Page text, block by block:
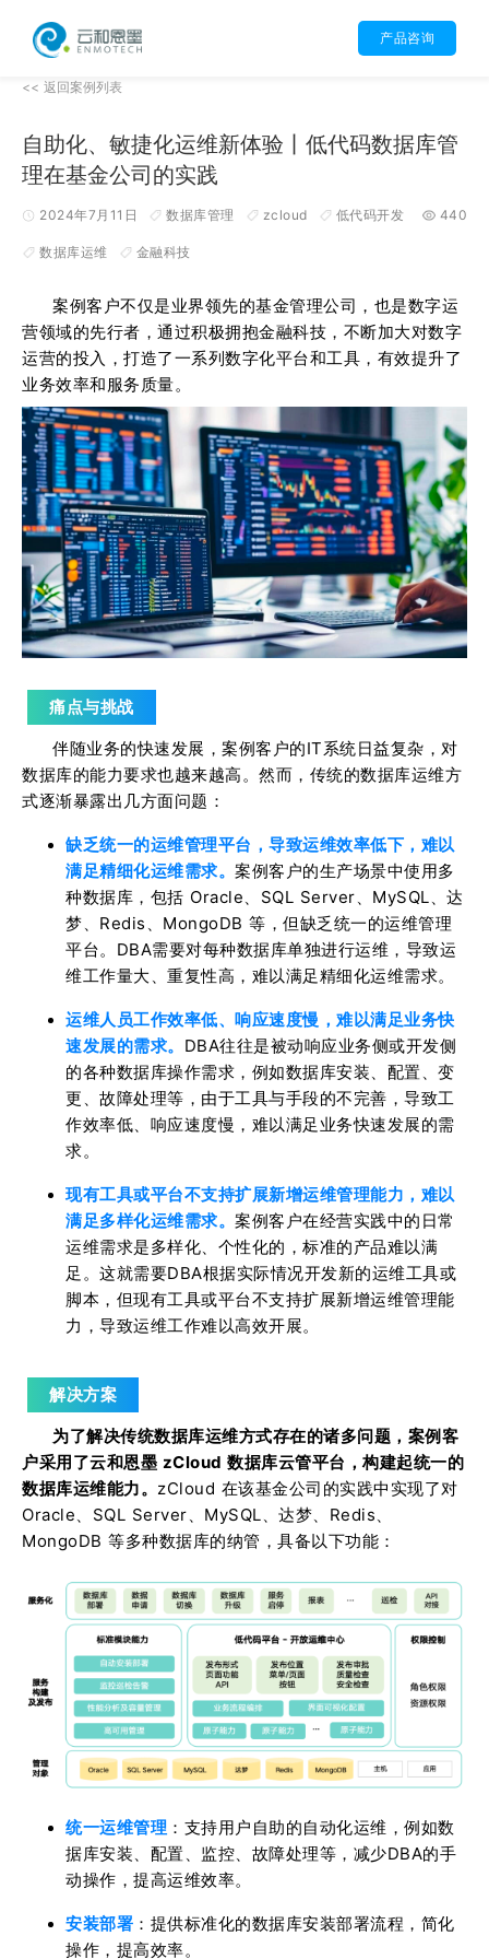
产品咨询
<< 返回案例列表
自助化、敏捷化运维新体验丨低代码数据库管
理在基金公司的实践
2024年7月11日 数据库管理 zcloud 低代码开发
数据库运维 金融科技
440
案例客户不仅是业界领先的基金管理公司，也是数字运
营领域的先行者，通过积极拥抱金融科技，不断加大对数字
运营的投入，打造了一系列数字化平台和工具，有效提升了
业务效率和服务质量。
痛点与挑战
伴随业务的快速发展，案例客户的IT系统日益复杂，对
数据库的能力要求也越来越高。 然而，传统的数据库运维方
式逐渐暴露出几方面问题：
缺乏统一的运维管理平台，导致运维效率低下，难以
满足精细化运维需求。 案例客户的生产场景中使用多
种数据库，包括 Oracle、SQL Server、MySQL、达
梦、Redis、MongoDB 等，但缺乏统一的运维管理
平台。DBA需要对每种数据库单独进行运维，导致运
维工作量大、重复性高，难以满足精细化运维需求。
运维人员工作效率低、响应速度慢，难以满足业务快
速发展的需求。 DBA往往是被动响应业务侧或开发侧
的各种数据库操作需求，例如数据库安装、配置、变
更、故障处理等，由于工具与手段的不完善，导致工
作效率低、响应速度慢，难以满足业务快速发展的需
求。
现有工具或平台不支持扩展新增运维管理能力，难以
满足多样化运维需求。 案例客户在经营实践中的日常
运维需求是多样化、个性化的，标准的产品难以满
足。这就需要DBA根据实际情况开发新的运维工具或
脚本，但现有工具或平台不支持扩展新增运维管理能
力，导致运维工作难以高效开展。
解决方案
为了解决传统数据库运维方式存在的诸多问题，案例客
户采用了云和恩墨 zCloud 数据库云管平台，构建起统一的
数据库运维能力。 zCloud 在该基金公司的实践中实现了对
Oracle、SQL Server、MySQL、达梦、Redis、
MongoDB 等多种数据库的纳管，具备以下功能：
统一运维管理 ： 支持用户自助的自动化运维，例如数
据库安装、配置、监控、故障处理等，减少DBA的手
动操作，提高运维效率。
安装部署 ：提供标准化的数据库安装部署流程，简化
操作，提高效率。